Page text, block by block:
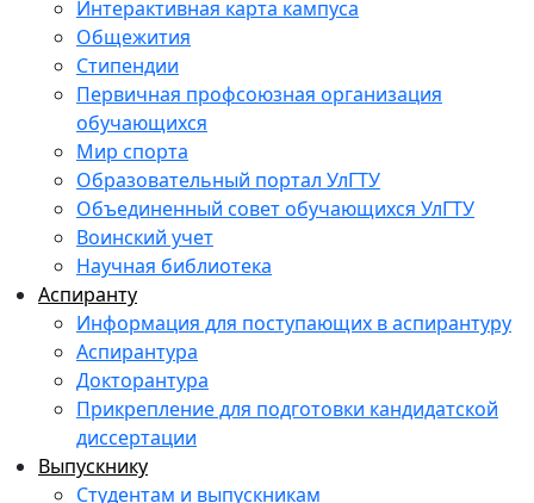
Интерактивная карта кампуса
Общежития
Стипендии
Первичная профсоюзная организация
обучающихся
Мир спорта
Образовательный портал УлГТУ
Объединенный совет обучающихся УлГТУ
Воинский учет
Научная библиотека
Аспиранту
Информация для поступающих в аспирантуру
Аспирантура
Докторантура
Прикрепление для подготовки кандидатской
диссертации
Выпускнику
Студентам и выпускникам